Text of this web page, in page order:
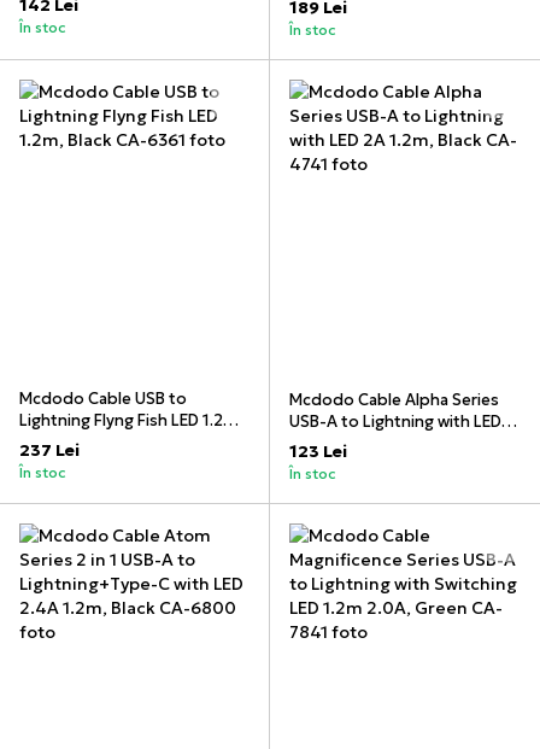
142 Lei
În stoc
189 Lei
În stoc
Mcdodo Cable USB to
Lightning Flyng Fish LED 1.2m,
Black
237 Lei
În stoc
Mcdodo Cable Alpha Series
USB-A to Lightning with LED
2A 1.2m, Black
123 Lei
În stoc